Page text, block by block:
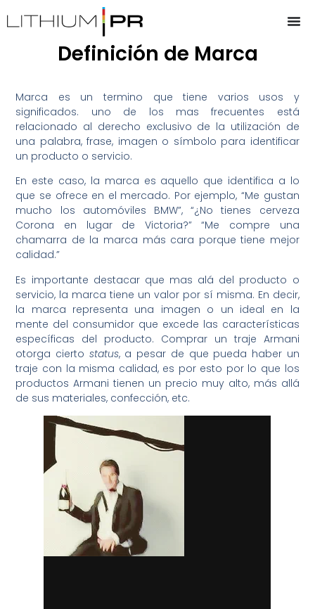
Definición de Marca
Marca es un termino que tiene varios usos y
significados. uno de los mas frecuentes está
relacionado al derecho exclusivo de la utilización de
una palabra, frase, imagen o símbolo para identificar
un producto o servicio.
En este caso, la marca es aquello que identifica a lo
que se ofrece en el mercado. Por ejemplo, “Me gustan
mucho los automóviles BMW”, “¿No tienes cerveza
Corona en lugar de Victoria?” “Me compre una
chamarra de la marca más cara porque tiene mejor
calidad.”
Es importante destacar que mas alá del producto o
servicio, la marca tiene un valor por sí misma. En decir,
la marca representa una imagen o un ideal en la
mente del consumidor que excede las características
específicas del producto. Comprar un traje Armani
otorga cierto status, a pesar de que pueda haber un
traje con la misma calidad, es por esto por lo que los
productos Armani tienen un precio muy alto, más allá
de sus materiales, confección, etc.